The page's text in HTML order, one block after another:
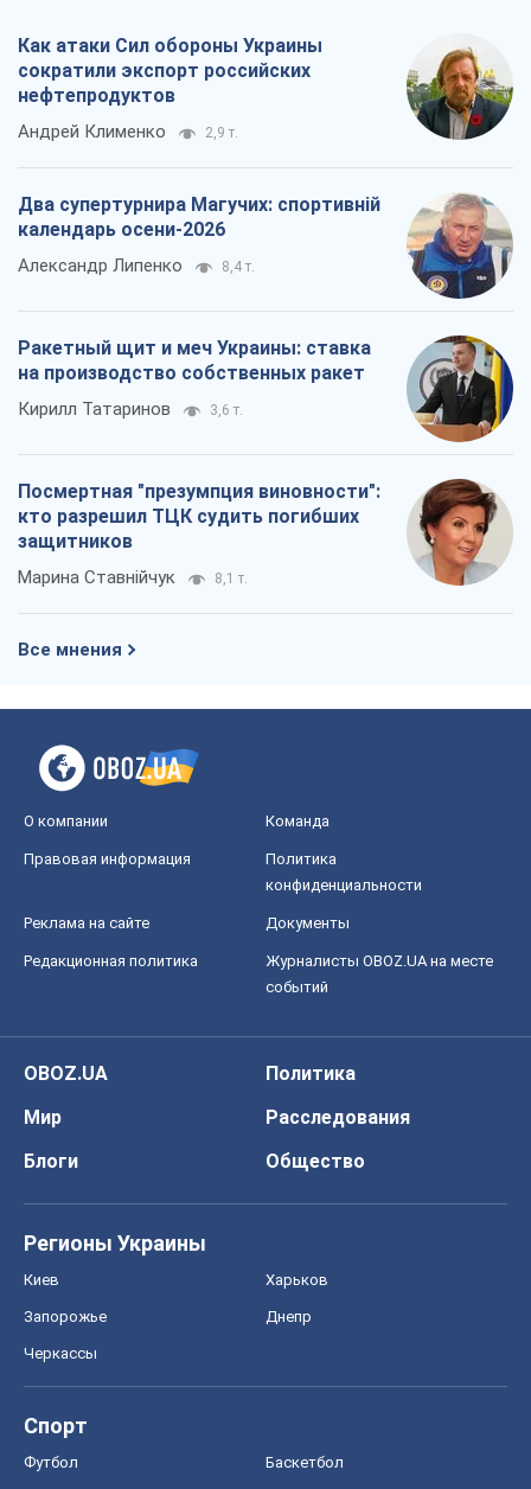
Как атаки Сил обороны Украины
сократили экспорт российских
нефтепродуктов
Андрей Клименко 2,9 т.
Два супертурнира Магучих: спортивній
календарь осени-2026
Александр Липенко 8,4 т.
Ракетный щит и меч Украины: ставка
на производство собственных ракет
Кирилл Татаринов 3,6 т.
Посмертная "презумпция виновности":
кто разрешил ТЦК судить погибших
защитников
Марина Ставнійчук 8,1 т.
Все мнения
О компании Команда
Правовая информация
Политика
конфиденциальности
Реклама на сайте Документы
Редакционная политика
Журналисты OBOZ.UA на месте
событий
OBOZ.UA
Политика
Мир
Расследования
Блоги
Общество
Регионы Украины
Киев Харьков
Запорожье Днепр
Черкассы
Спорт
Футбол Баскетбол